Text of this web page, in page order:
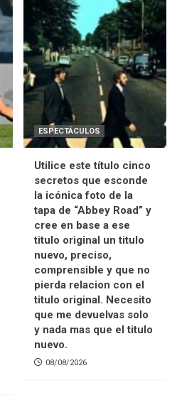
ESPECTÁCULOS
Utilice este título cinco
secretos que esconde
la icónica foto de la
tapa de “Abbey Road” y
cree en base a ese
titulo original un titulo
nuevo, preciso,
comprensible y que no
pierda relacion con el
titulo original. Necesito
que me devuelvas solo
y nada mas que el titulo
nuevo.
08/08/2026